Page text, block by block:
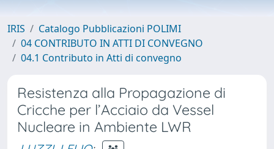
IRIS
Catalogo Pubblicazioni POLIMI
04 CONTRIBUTO IN ATTI DI CONVEGNO
04.1 Contributo in Atti di convegno
Resistenza alla Propagazione di
Cricche per l’Acciaio da Vessel
Nucleare in Ambiente LWR